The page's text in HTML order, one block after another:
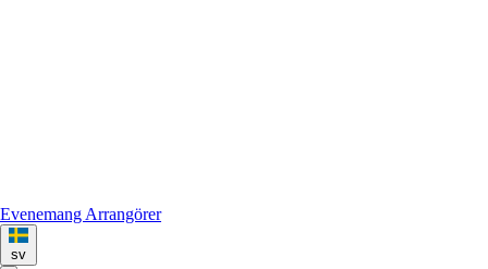
Evenemang Arrangörer
sv